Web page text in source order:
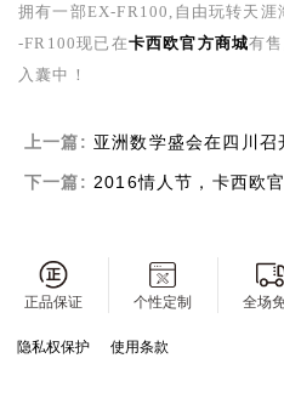
拥有一部EX-FR100 ,自由玩转天
-FR100现已在卡西欧官方商城有
入囊中！
上一篇: 亚洲数学盛会在四川
下一篇: 2016情人节，卡西欧
正品保证 个性定制 全场
隐私权保护 使用条款